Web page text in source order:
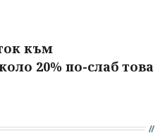
към
20% по-слаб това